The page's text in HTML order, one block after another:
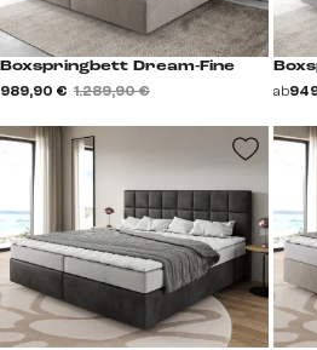
Boxspringbett Dream-Fine
989,90 € 1.289,90 € ab